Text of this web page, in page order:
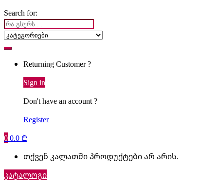
Search for:
Returning Customer ?
Sign in
Don't have an account ?
Register
00.0 ₾
თქვენ კალათში პროდუქტები არ არის.
კატალოგი